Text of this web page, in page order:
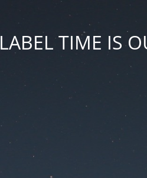
LABEL TIME IS